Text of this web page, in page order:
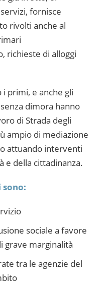
fornisce
rivolti anche al
richieste di alloggi
primi, e anche gli
dimora hanno
di Strada degli
ampio di mediazione
attuando interventi
e della cittadinanza.
sociale a favore
grave marginalità
tra le agenzie del